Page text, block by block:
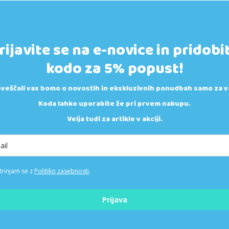
se na e-novice in
kodo za 5% popust!
vas bomo o novostih in ekskluzivnih ponudbah samo za
Koda lahko uporabite že pri prvem nakupu.
Velja tudi za artikle v akciji.
se z Politiko zasebnosti.
Prijava